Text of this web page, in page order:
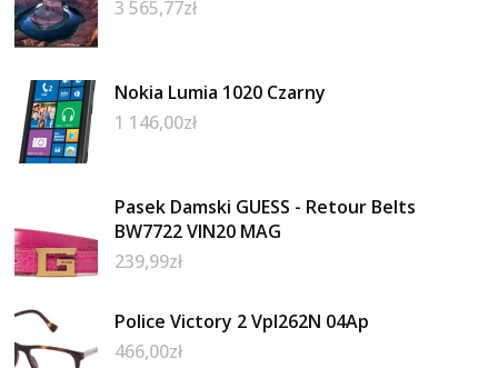
3 565,77zł
Nokia Lumia 1020 Czarny
1 146,00zł
Pasek Damski GUESS - Retour Belts
BW7722 VIN20 MAG
239,99zł
Police Victory 2 Vpl262N 04Ap
466,00zł